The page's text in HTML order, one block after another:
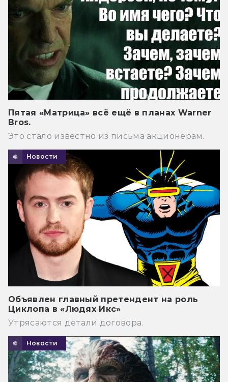
Пятая «Матрица» всё ещё в планах Warner
Bros.
Это стало известно из письма акционерам.
Новости
Объявлен главный претендент на роль
Циклопа в «Людях Икс»
Утрясаются детали договора.
Новости